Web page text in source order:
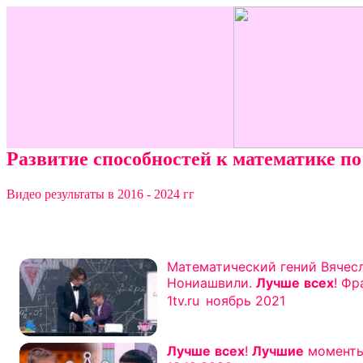
Развитие способностей к математике
Видео результаты в 2016 - 2024 гг
16:15
Математический гений Вячеслав
Нониашвили. Лучше всех! Фрагмент
выпуска от 21.11.2021
Длительность 16 минут 15
1tv.ru О
ноябрь 2021
Лучше всех! Лучшие моменты выпуска